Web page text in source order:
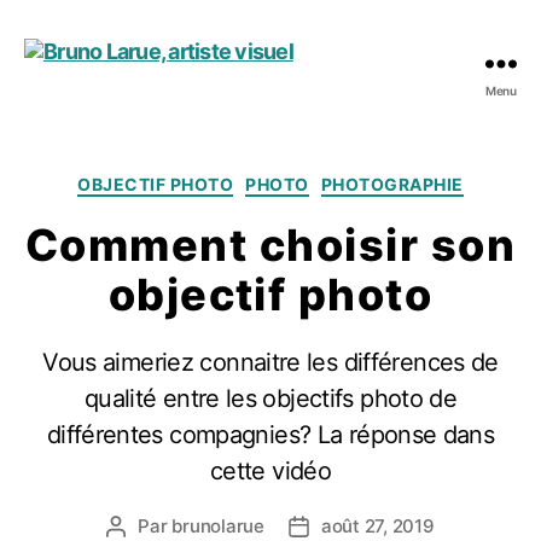
visuel
Menu
Catégories
OBJECTIF PHOTO PHOTO PHOTOGRAPHIE
Comment choisir son
objectif photo
Vous aimeriez connaitre les différences de
qualité entre les objectifs photo de
différentes compagnies? La réponse dans
cette vidéo
Auteur
Par brunolarue
Dateaoût 27, 2019